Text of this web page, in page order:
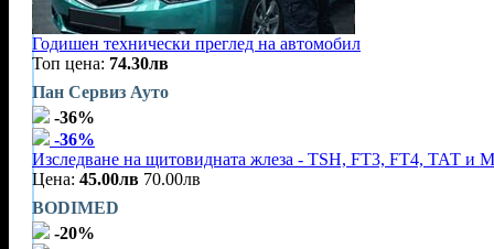
Годишен технически преглед на автомобил
Топ цена: 74.30лв
Пан Сервиз Ауто
-36%
-36%
Изследване на щитовидната жлеза - TSH, FT3, FT4, ТАТ и
Цена: 45.00лв 70.00лв
BODIMED
-20%